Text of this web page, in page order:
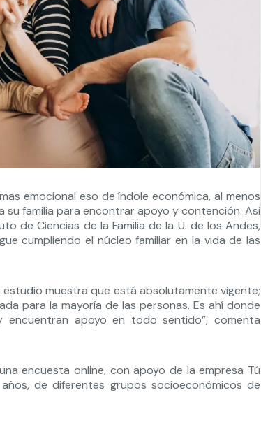
emocional eso de índole económica, al menos
su familia para encontrar apoyo y contención. Así
de Ciencias de la Familia de la U. de los Andes,
cumpliendo el núcleo familiar en la vida de las
estudio muestra que está absolutamente vigente;
para la mayoría de las personas. Es ahí donde
encuentran apoyo en todo sentido”, comenta
encuesta online, con apoyo de la empresa Tú
de diferentes grupos socioeconómicos de